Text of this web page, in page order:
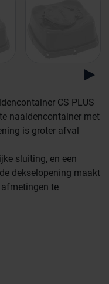
CS PLUS
naaldencontainer met
is groter afval
sluiting, en een
dekselopening maakt
te